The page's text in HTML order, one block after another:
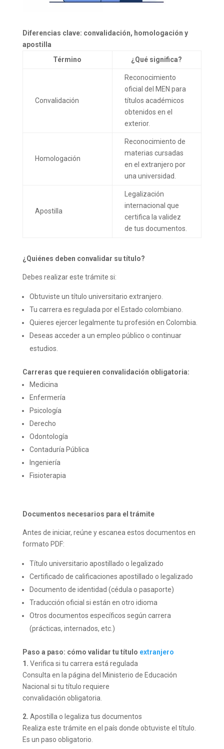
Diferencias clave: convalidación, homologación y
apostilla
Término
¿Qué significa?
Convalidación
Reconocimiento
oficial del MEN para
títulos académicos
obtenidos en el
exterior.
Homologación
Reconocimiento de
materias cursadas
en el extranjero por
una universidad.
Apostilla
Legalización
internacional que
certifica la validez
de tus documentos.
¿Quiénes deben convalidar su título?
Debes realizar este trámite si:
Obtuviste un título universitario extranjero.
Tu carrera es regulada por el Estado colombiano.
Quieres ejercer legalmente tu profesión en Colombia.
Deseas acceder a un empleo público o continuar
estudios.
Carreras que requieren convalidación obligatoria:
Medicina
Enfermería
Psicología
Derecho
Odontología
Contaduría Pública
Ingeniería
Fisioterapia
Documentos necesarios para el trámite
Antes de iniciar, reúne y escanea estos documentos en
formato PDF:
Título universitario apostillado o legalizado
Certificado de calificaciones apostillado o legalizado
Documento de identidad (cédula o pasaporte)
Traducción oficial si están en otro idioma
Otros documentos específicos según carrera
(prácticas, internados, etc.)
Paso a paso: cómo validar tu título extranjero
1. Verifica si tu carrera está regulada
Consulta en la página del Ministerio de Educación
Nacional si tu título requiere
convalidación obligatoria.
2. Apostilla o legaliza tus documentos
Realiza este trámite en el país donde obtuviste el título.
Es un paso obligatorio.